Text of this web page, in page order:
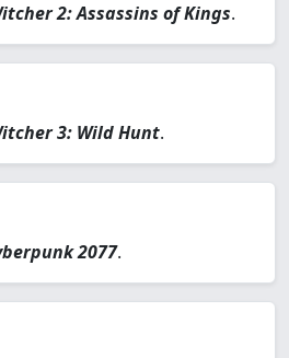
2: Assassins of Kings.
3: Wild Hunt.
2077.